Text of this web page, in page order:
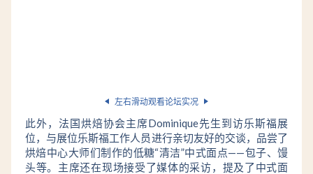
左右滑动观看论坛实况
此外，法国烘焙协会主席Dominique先生到访乐斯福展
位，与展位乐斯福工作人员进行亲切友好的交谈，品尝了
烘焙中心大师们制作的低糖“清洁”中式面点——包子、馒
头等。主席还在现场接受了媒体的采访，提及了中式面